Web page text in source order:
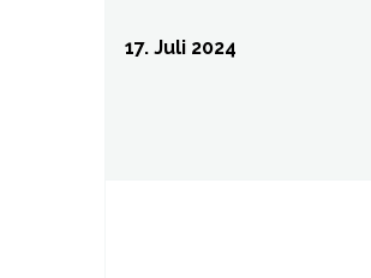
17. Juli 2024